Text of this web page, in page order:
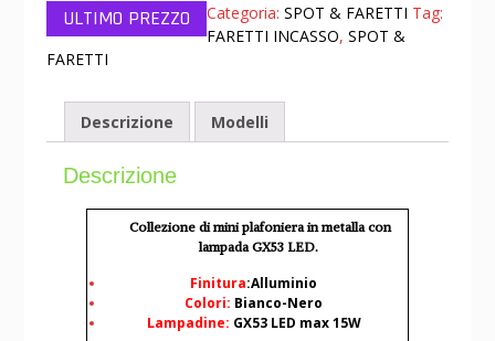
Categoria: SPOT & FARETTI Tag:
FARETTI INCASSO, SPOT &
FARETTI
Descrizione Modelli
Descrizione
Collezione di mini plafoniera in metalla con
lampada GX53 LED.
Finitura:Alluminio
Colori: Bianco-Nero
Lampadine: GX53 LED max 15W